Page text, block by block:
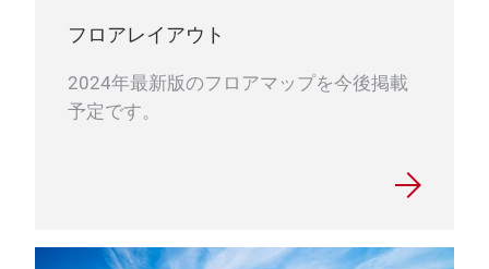
フロアレイアウト
2024年最新版のフロアマップを今後掲載
予定です。